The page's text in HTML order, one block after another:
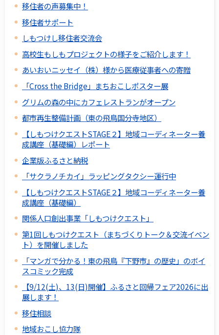
移住者の声募集中！
移住者サポート
しもつけし移住者交流会
高校生もしもプロジェクトの様子をご紹介します！
あいおいニッセイ（株）様から医療従事者への寄贈
「Cross the Bridge」まちおこしポスター展
グリムの森の中にカフェレストランがオープン
都市再生整備計画（東の飛鳥国分寺地区）
【しもつけクエストSTAGE２】地域コーディネーター養
成講座（基礎編）レポート
企業版ふるさと納税
「サクラノチカイ」ラッピングタクシー運行中
【しもつけクエストSTAGE２】地域コーディネーター養
成講座（基礎編）
関係人口創出事業「しもつけクエスト」
第1回しもつけクエスト（まちづくりトーク＆交流イベン
ト）を開催しました
「マンガで分かる！東の飛鳥『下野市』の歴史」のボイ
スコミック完成
【9/12(土)、13(日)開催】ふるさと回帰フェア2026に出
展します！
移住相談
地域おこし協力隊